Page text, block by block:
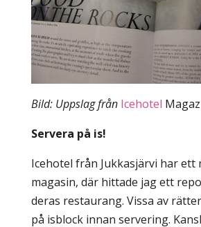
Bild: Uppslag från Icehotel
Servera på is!
Icehotel från Jukkasjärvi har
magasin, där hittade jag ett
deras restaurang. Vissa av
på isblock innan servering.